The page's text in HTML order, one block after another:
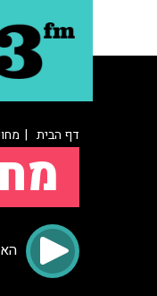
דף הבית |